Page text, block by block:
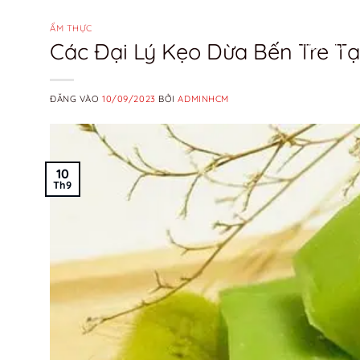
DỊCH VỤ
ẨM THỰC
Các Đại Lý Kẹo Dừa Bến Tre
ĐĂNG VÀO10/09/2023 BỞIADMINHCM
10
Th9